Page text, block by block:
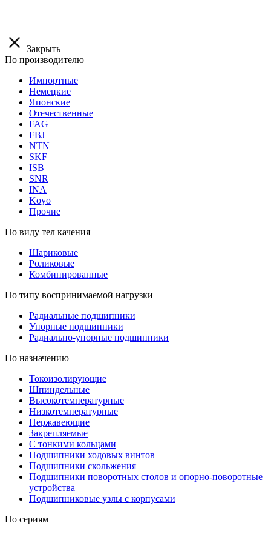
Закрыть
По производителю
Импортные
Немецкие
Японские
Отечественные
FAG
FBJ
NTN
SKF
ISB
SNR
INA
Koyo
Прочие
По виду тел качения
Шариковые
Роликовые
Комбинированные
По типу воспринимаемой нагрузки
Радиальные подшипники
Упорные подшипники
Радиально-упорные подшипники
По назначению
Токоизолирующие
Шпиндельные
Высокотемпературные
Низкотемпературные
Нержавеющие
Закрепляемые
С тонкими кольцами
Подшипники ходовых винтов
Подшипники скольжения
Подшипники поворотных столов и опорно-поворотные
устройства
Подшипниковые узлы с корпусами
По сериям